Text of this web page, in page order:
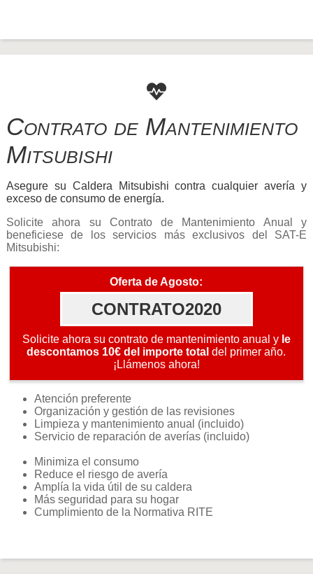
Contrato de Mantenimiento
Mitsubishi
Asegure su Caldera Mitsubishi contra cualquier avería y
exceso de consumo de energía.
Solicite ahora su Contrato de Mantenimiento Anual y
beneficiese de los servicios más exclusivos del SAT-E
Mitsubishi:
Oferta de Agosto:
CONTRATO2020
Solicite ahora su contrato de mantenimiento anual y le
descontamos 10€ del importe total del primer año.
¡Llámenos ahora!
Atención preferente
Organización y gestión de las revisiones
Limpieza y mantenimiento anual (incluido)
Servicio de reparación de averías (incluido)
Minimiza el consumo
Reduce el riesgo de avería
Amplía la vida útil de su caldera
Más seguridad para su hogar
Cumplimiento de la Normativa RITE